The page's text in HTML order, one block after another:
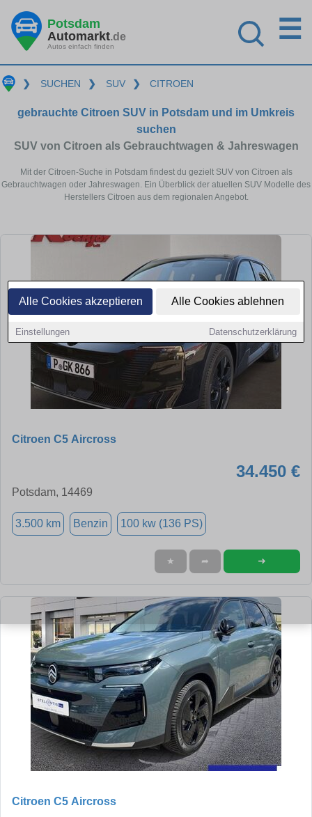
Alle Cookies akzeptieren Alle Cookies ablehnen
Einstellungen Datenschutzerklärung
Potsdam
Automarkt.de
Autos einfach finden
☰
❯ SUCHEN ❯ SUV ❯ CITROEN
gebrauchte Citroen SUV in Potsdam und im Umkreis
suchen
SUV von Citroen als Gebrauchtwagen & Jahreswagen
Mit der Citroen-Suche in Potsdam findest du gezielt SUV von Citroen als
Gebrauchtwagen oder Jahreswagen. Ein Überblick der atuellen SUV Modelle des
Herstellers Citroen aus dem regionalen Angebot.
Citroen C5 Aircross
34.450 €
Potsdam, 14469
3.500 km Benzin 100 kw (136 PS)
★ ➦ ➜
Citroen C5 Aircross